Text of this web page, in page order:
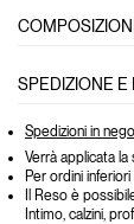
SPEDIZIONE E
Spedizioni in
Verrà applicata
Per ordini
Il Reso è
Intimo, calzini,